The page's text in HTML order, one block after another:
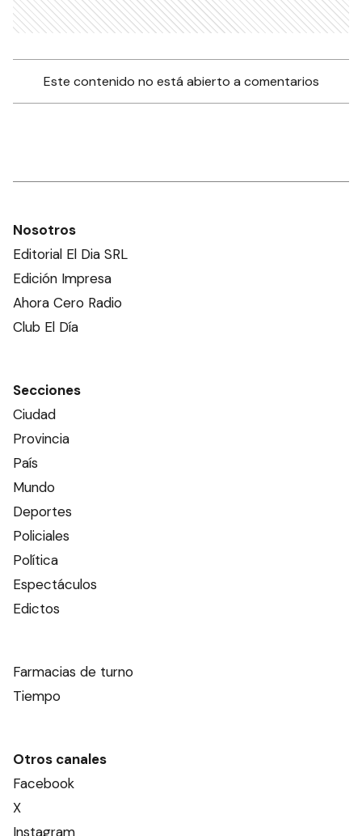
Este contenido no está abierto a comentarios
Nosotros
Editorial El Dia SRL
Edición Impresa
Ahora Cero Radio
Club El Día
Secciones
Ciudad
Provincia
País
Mundo
Deportes
Policiales
Política
Espectáculos
Edictos
Farmacias de turno
Tiempo
Otros canales
Facebook
X
Instagram